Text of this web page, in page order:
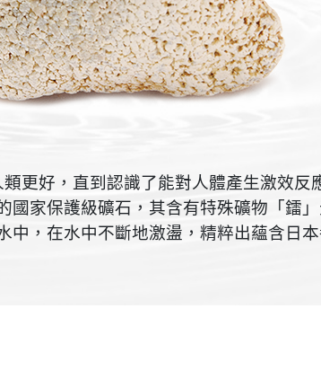
更好，直到認識了能對人體產生激效反
家保護級礦石，其含有特殊礦物「鐳
，在水中不斷地激盪，精粹出蘊含日